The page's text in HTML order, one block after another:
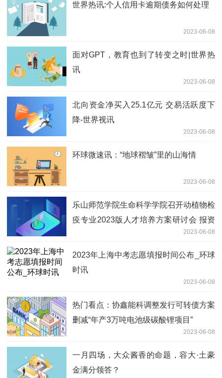
世界热讯:个人信用卡逾期债务如何处理
2023-06-08
面对GPT，教育也到了转变之时|世界热
讯
2023-06-08
北向资金净买入25.1亿元 交易活跃度下
降-世界视讯
2023-06-08
环球微速讯：“地球褶皱”里的山海情
2023-06-08
乐山师范学院生命科学学院召开动植物检
疫专业2023版人才培养方案研讨会 报资
2023-06-08
2023年上海中考志愿填报时间公布_环球
时讯
2023-06-08
热门看点：协鑫能科调整发行可转债方案
删减“年产3万吨电池级碳酸锂项目”
2023-06-08
一月四场，大众酱香的命题，容大·土豪
金满分领答？